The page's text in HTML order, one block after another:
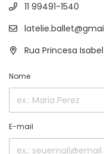
11 99491-1540
Rua Princesa
Nome
E-mail